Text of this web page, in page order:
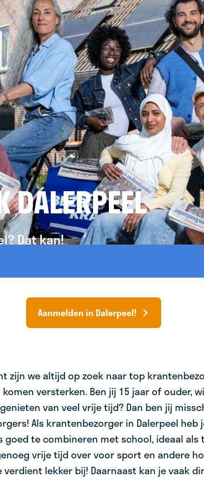
Dat kan!
Aanmelden in Dalerpeel!
zijn we altijd op zoek naar top
versterken. Ben jij 15 jaar of ouder,
van veel vrije tijd? Dan ben jij
Als krantenbezorger in Dalerpeel heb
goed te combineren met school, ideaal als
vrije tijd over voor sport en andere
lekker bij! Daarnaast kan je vaak